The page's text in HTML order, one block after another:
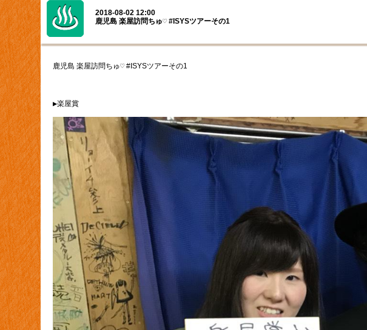
2018-08-02 12:00
鹿児島 楽屋訪問ちゅ♡ #ISYSツアーその1
鹿児島 楽屋訪問ちゅ♡ #ISYSツアーその1
▶楽屋賞